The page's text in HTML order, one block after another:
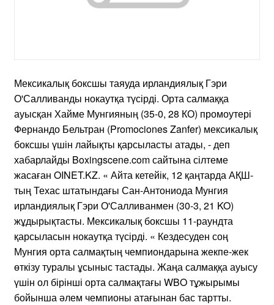
Мексикалық боксшы таяуда ирландиялық Гэри
О'Салливанды нокаутқа түсірді. Орта салмаққа
ауысқан Хайме Мунгияның (35-0, 28 КО) промоутері
Фернандо Бельтран (Promociones Zanfer) мексикалық
боксшы үшін лайықты қарсыласты атады, - деп
хабарлайды Boxingscene.com сайтына сілтеме
жасаған OINET.KZ. « Айта кетейік, 12 қаңтарда АҚШ-
тың Техас штатындағы Сан-Антониода Мунгия
ирландиялық Гэри О'Салливанмен (30-3, 21 KO)
жұдырықтасты. Мексикалық боксшы 11-раундта
қарсыласын нокаутқа түсірді. « Кездесуден соң
Мунгия орта салмақтың чемпиондарына жекпе-жек
өткізу туралы ұсыныс тастады. Жаңа салмаққа ауысу
үшін ол бірінші орта салмақтағы WBO тұжырымы
бойынша әлем чемпионы атағынан бас тартты.